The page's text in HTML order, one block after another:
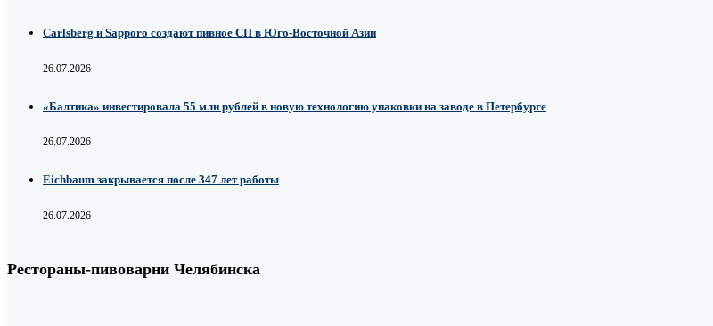
Carlsberg и Sapporo создают пивное СП в Юго-Восточной Азии
26.07.2026
«Балтика» инвестировала 55 млн рублей в новую технологию упаковки на заводе в Петербурге
26.07.2026
Eichbaum закрывается после 347 лет работы
26.07.2026
Рестораны-пивоварни Челябинска